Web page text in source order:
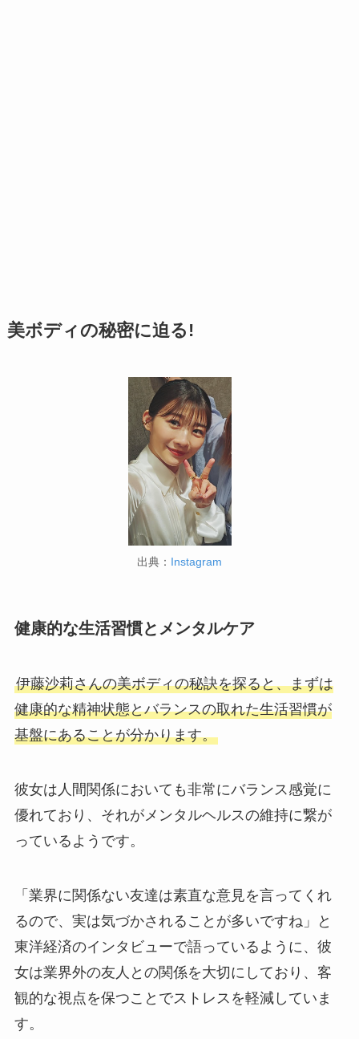
美ボディの秘密に迫る!
出典： Instagram
健康的な生活習慣とメンタルケア
伊藤沙莉さんの美ボディの秘訣を探ると、まずは
健康的な精神状態とバランスの取れた生活習慣が
基盤にあることが分かります。
彼女は人間関係においても非常にバランス感覚に
優れており、それがメンタルヘルスの維持に繋が
っているようです。
「業界に関係ない友達は素直な意見を言ってくれ
るので、実は気づかされることが多いですね」と
東洋経済のインタビューで語っているように、彼
女は業界外の友人との関係を大切にしており、客
観的な視点を保つことでストレスを軽減していま
す。